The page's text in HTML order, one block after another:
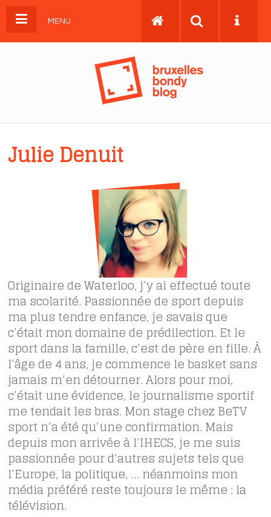
MENU
Julie Denuit
Originaire de Waterloo, j’y ai effectué toute
ma scolarité. Passionnée de sport depuis
ma plus tendre enfance, je savais que
c’était mon domaine de prédilection. Et le
sport dans la famille, c’est de père en fille. À
l’âge de 4 ans, je commence le basket sans
jamais m’en détourner. Alors pour moi,
c’était une évidence, le journalisme sportif
me tendait les bras. Mon stage chez BeTV
sport n’a été qu’une confirmation. Mais
depuis mon arrivée à l’IHECS, je me suis
passionnée pour d’autres sujets tels que
l’Europe, la politique, … néanmoins mon
média préféré reste toujours le même : la
télévision.